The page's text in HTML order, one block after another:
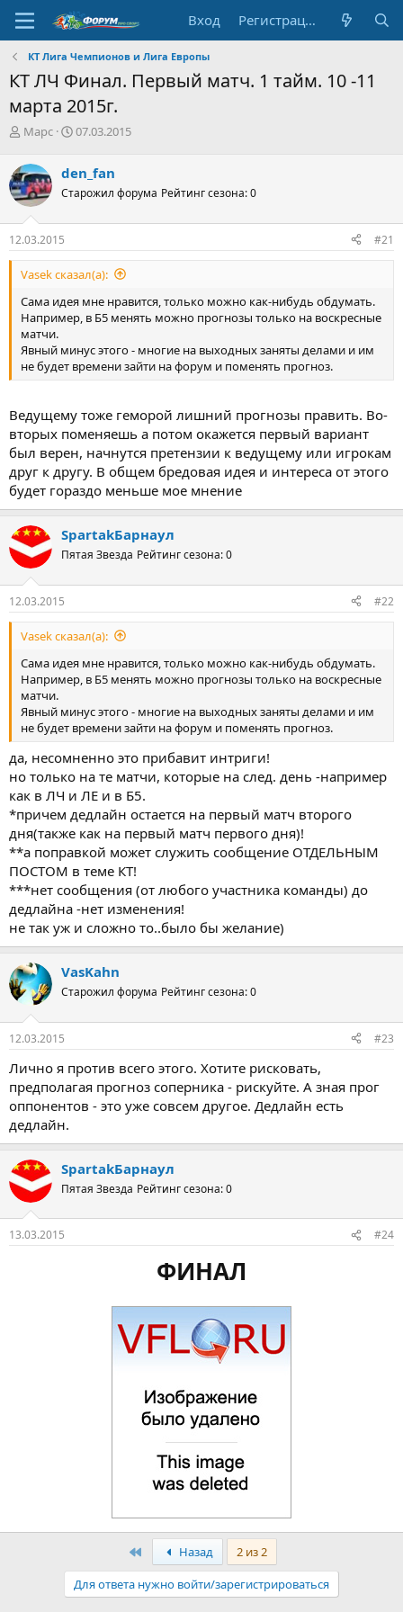
Вход Регистрация
КТ Лига Чемпионов и Лига Европы
КТ ЛЧ Финал. Первый матч. 1 тайм. 10 -11
марта 2015г.
А
т
о
р
т
е
м
ы
Марс
Д
а
н
ч
л
а
07.03.2015
den_fan
Старожил форума Рейтинг сезона: 0
12.03.2015 #21
Vasek сказал(а):
Сама идея мне нравится, только можно как-нибудь обдумать.
Например, в Б5 менять можно прогнозы только на воскресные
матчи.
Явный минус этого - многие на выходных заняты делами и им
не будет времени зайти на форум и поменять прогноз.
Ведущему тоже геморой лишний прогнозы править. Во-
вторых поменяешь а потом окажется первый вариант
был верен, начнутся претензии к ведущему или игрокам
друг к другу. В общем бредовая идея и интереса от этого
будет гораздо меньше мое мнение
SpartakБарнаул
Пятая Звезда Рейтинг сезона: 0
12.03.2015 #22
Vasek сказал(а):
Сама идея мне нравится, только можно как-нибудь обдумать.
Например, в Б5 менять можно прогнозы только на воскресные
матчи.
Явный минус этого - многие на выходных заняты делами и им
не будет времени зайти на форум и поменять прогноз.
да, несомненно это прибавит интриги!
но только на те матчи, которые на след. день -например
как в ЛЧ и ЛЕ и в Б5.
*причем дедлайн остается на первый матч второго
дня(также как на первый матч первого дня)!
**а поправкой может служить сообщение ОТДЕЛЬНЫМ
ПОСТОМ в теме КТ!
***нет сообщения (от любого участника команды) до
дедлайна -нет изменения!
не так уж и сложно то..было бы желание)
VasKahn
Старожил форума Рейтинг сезона: 0
12.03.2015 #23
Лично я против всего этого. Хотите рисковать,
предполагая прогноз соперника - рискуйте. А зная прог
оппонентов - это уже совсем другое. Дедлайн есть
дедлайн.
SpartakБарнаул
Пятая Звезда Рейтинг сезона: 0
13.03.2015 #24
ФИНАЛ
ПервыйНазад
2 из 2
Для ответа нужно войти/зарегистрироваться